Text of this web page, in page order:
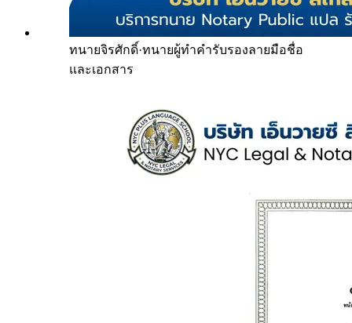
ทนายจิรศักดิ์·ทนายผู้ทำคำรับรองลายมือชื่อ
และเอกสาร